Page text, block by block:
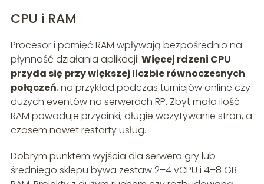
CPU i RAM
Procesor i pamięć RAM wpływają bezpośrednio na
płynność działania aplikacji. Więcej rdzeni CPU
przyda się przy większej liczbie równoczesnych
połączeń, na przykład podczas turniejów online czy
dużych eventów na serwerach RP. Zbyt mała ilość
RAM powoduje przycinki, długie wczytywanie stron, a
czasem nawet restarty usług.
Dobrym punktem wyjścia dla serwera gry lub
średniego sklepu bywa zestaw 2–4 vCPU i 4–8 GB